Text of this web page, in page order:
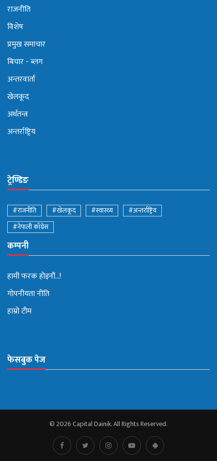
राजनीति
विशेष
प्रमुख समाचार
बिचार - ब्लग
अन्तरवार्ता
खेलकूद
अर्थतन्त्र
अन्तर्राष्ट्रिय
ट्रेण्डिङ
#राजनीति #खेलकूद #स्वास्थ्य
#अन्तर्राष्ट्रिय
#नेपाली काँग्रेस
कम्पनी
हामी फरक होइनौं...!
गोपनीयता नीति
हाम्रो टीम
फेसबुक पेज
© 2026 Capital Dainik. All Rights Reserved.